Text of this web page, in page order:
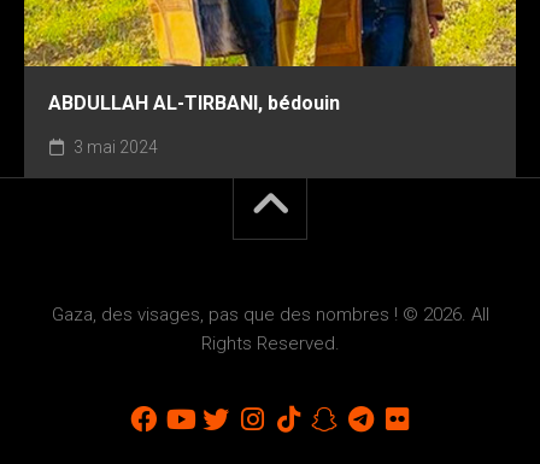
ABDULLAH AL-TIRBANI, bédouin
3 mai 2024
Gaza, des visages, pas que des nombres ! © 2026. All
Rights Reserved.